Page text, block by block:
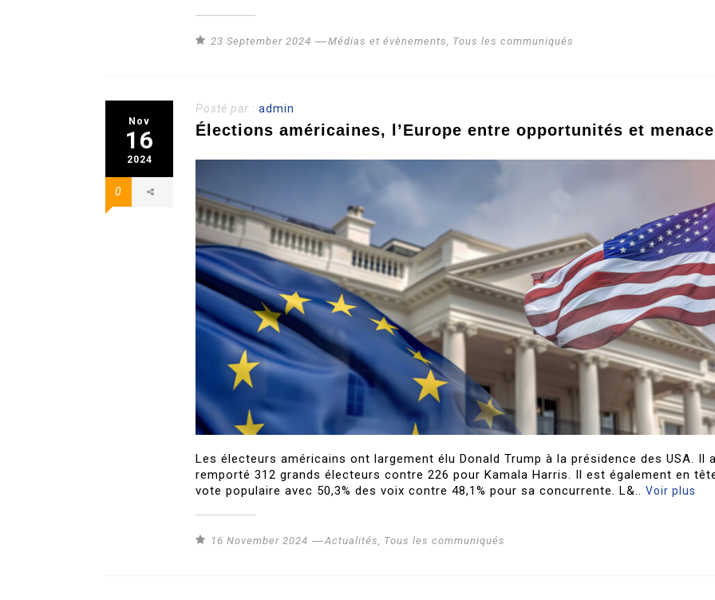
23 September 2024 Médias et évènements, Tous les communiqués
Nov
16
2024
0
Posté par : admin
Élections américaines, l’Europe entre opportunités et
Les électeurs américains ont largement élu Donald Trump à la présidence des USA. Il
remporté 312 grands électeurs contre 226 pour Kamala Harris. Il est également en
vote populaire avec 50,3% des voix contre 48,1% pour sa concurrente. L&.. Voir plus
16 November 2024 Actualités Tous les communiqués